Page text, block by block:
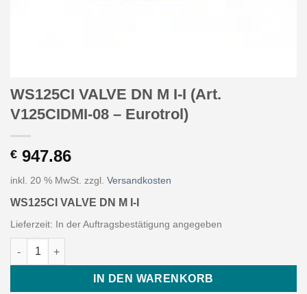
WS125CI VALVE DN M I-I (Art.
V125CIDMI-08 – Eurotrol)
€ 947.86
inkl. 20 % MwSt. zzgl. Versandkosten
WS125CI VALVE DN M I-I
Lieferzeit: In der Auftragsbestätigung angegeben
WS125CI VALVE DN M I-I (Art. V125CIDMI-08 - Eurotrol) Menge
IN DEN WARENKORB